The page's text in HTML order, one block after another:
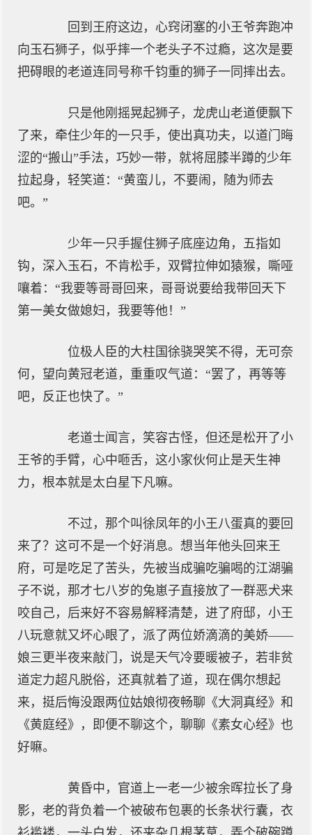
回到王府这边，心窍闭塞的小王爷奔跑冲
向玉石狮子，似乎摔一个老头子不过瘾，这次是要
把碍眼的老道连同号称千钧重的狮子一同摔出去。
只是他刚摇晃起狮子，龙虎山老道便飘下
了来，牵住少年的一只手，使出真功夫，以道门晦
涩的“搬山”手法，巧妙一带，就将屈膝半蹲的少年
拉起身，轻笑道：“黄蛮儿，不要闹，随为师去
吧。”
少年一只手握住狮子底座边角，五指如
钩，深入玉石，不肯松手，双臂拉伸如猿猴，嘶哑
嚷着：“我要等哥哥回来，哥哥说要给我带回天下
第一美女做媳妇，我要等他！”
位极人臣的大柱国徐骁哭笑不得，无可奈
何，望向黄冠老道，重重叹气道：“罢了，再等等
吧，反正也快了。”
老道士闻言，笑容古怪，但还是松开了小
王爷的手臂，心中咂舌，这小家伙何止是天生神
力，根本就是太白星下凡嘛。
不过，那个叫徐凤年的小王八蛋真的要回
来了？这可不是一个好消息。想当年他头回来王
府，可是吃足了苦头，先被当成骗吃骗喝的江湖骗
子不说，那才七八岁的兔崽子直接放了一群恶犬来
咬自己，后来好不容易解释清楚，进了府邸，小王
八玩意就又坏心眼了，派了两位娇滴滴的美娇——
娘三更半夜来敲门，说是天气冷要暖被子，若非贫
道定力超凡脱俗，还真就着了道，现在偶尔想起
来，挺后悔没跟两位姑娘彻夜畅聊《大洞真经》和
《黄庭经》，即便不聊这个，聊聊《素女心经》也
好嘛。
黄昏中，官道上一老一少被余晖拉长了身
影，老的背负着一个被破布包裹的长条状行囊，衣